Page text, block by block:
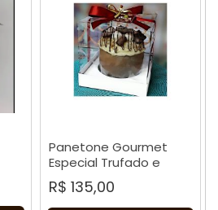
Panetone Gourmet
Especial Trufado e
Decorado
R$ 135,00